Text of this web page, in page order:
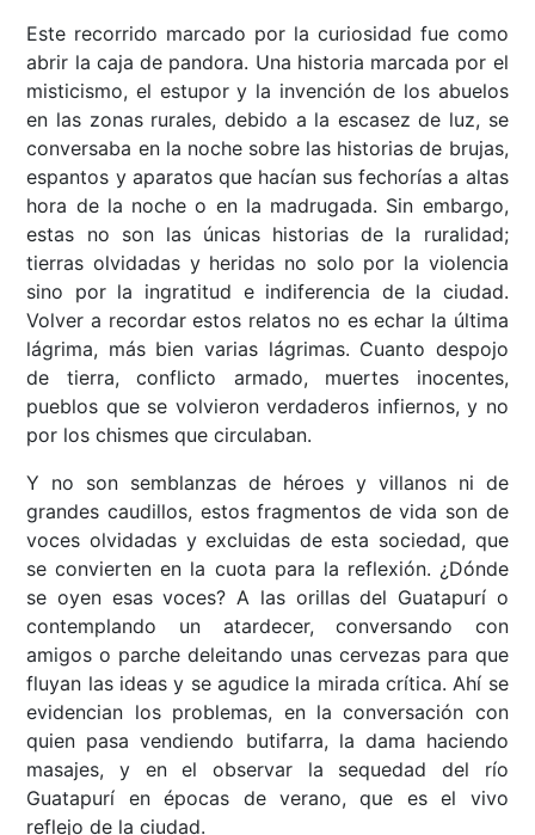
Este recorrido marcado por la curiosidad fue como
abrir la caja de pandora. Una historia marcada por el
misticismo, el estupor y la invención de los abuelos
en las zonas rurales, debido a la escasez de luz, se
conversaba en la noche sobre las historias de brujas,
espantos y aparatos que hacían sus fechorías a altas
hora de la noche o en la madrugada. Sin embargo,
estas no son las únicas historias de la ruralidad;
tierras olvidadas y heridas no solo por la violencia
sino por la ingratitud e indiferencia de la ciudad.
Volver a recordar estos relatos no es echar la última
lágrima, más bien varias lágrimas. Cuanto despojo
de tierra, conflicto armado, muertes inocentes,
pueblos que se volvieron verdaderos infiernos, y no
por los chismes que circulaban.
Y no son semblanzas de héroes y villanos ni de
grandes caudillos, estos fragmentos de vida son de
voces olvidadas y excluidas de esta sociedad, que
se convierten en la cuota para la reflexión. ¿Dónde
se oyen esas voces? A las orillas del Guatapurí o
contemplando un atardecer, conversando con
amigos o parche deleitando unas cervezas para que
fluyan las ideas y se agudice la mirada crítica. Ahí se
evidencian los problemas, en la conversación con
quien pasa vendiendo butifarra, la dama haciendo
masajes, y en el observar la sequedad del río
Guatapurí en épocas de verano, que es el vivo
reflejo de la ciudad.